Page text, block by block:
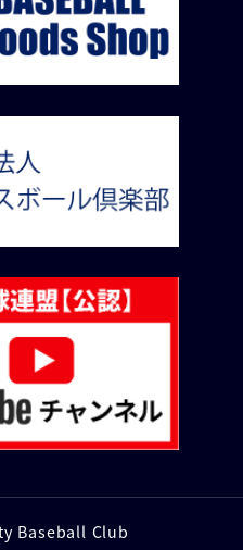
Baseball Club